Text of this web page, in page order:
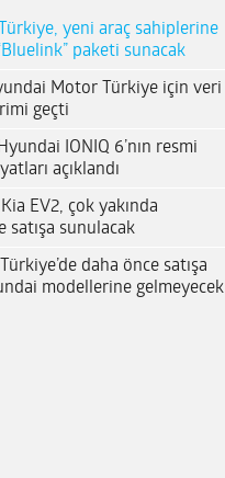
yeni araç sahiplerine
paketi sunacak
Motor Türkiye için veri
geçti
IONIQ 6’nın resmi
açıklandı
EV2, çok yakında
satışa sunulacak
daha önce satışa
modellerine gelmeyecek